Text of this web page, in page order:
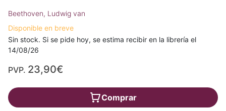
Beethoven, Ludwig van
Disponible en breve
Sin stock. Si se pide hoy, se estima recibir en la librería el
14/08/26
PVP. 23,90€
Comprar